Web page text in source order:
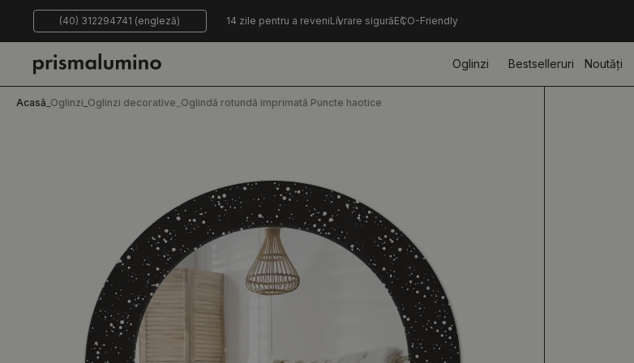
(40) 312294741 (engleză) 14 zile pentru a reveniLivrare sigurăECO-Friendly
Oglinzi Bestselleruri Noutăți
Acasă Oglinzi Oglinzi decorative Oglindă rotundă imprimată Puncte haotice